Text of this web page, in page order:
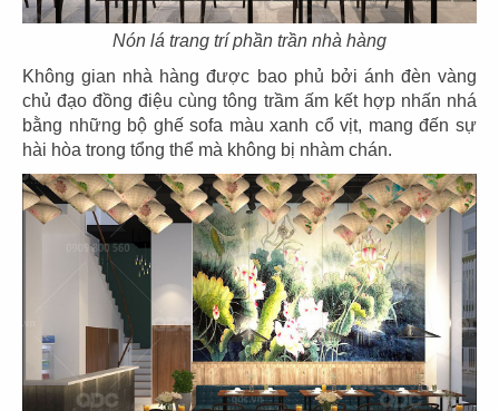
Nón lá trang trí phần trần nhà hàng
Không gian nhà hàng được bao phủ bởi ánh đèn vàng
chủ đạo đồng điệu cùng tông trầm ấm kết hợp nhấn nhá
bằng những bộ ghế sofa màu xanh cổ vịt, mang đến sự
hài hòa trong tổng thể mà không bị nhàm chán.
21
SAN FU LOU
CN Hikari - Bình Dương
22
SAN FU LOU
CN Vincom Đồng Khởi
HOÀNG TÂM
CN Vinhomes - Q. Bình Thạnh
24
HOÀNG TÂM
CN Nguyễn Cảnh Chân - Q.1